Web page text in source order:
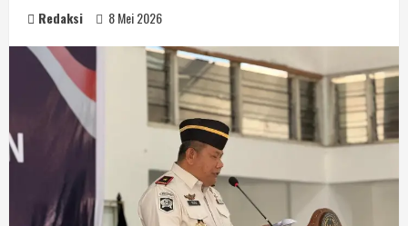
Redaksi 8 Mei 2026